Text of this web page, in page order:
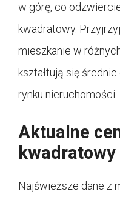
w górę, co
kwadratowy.
mieszkanie w
kształtują się
rynku nieruchomości.
Aktualne
kwadratowy
Najświeższe dane z